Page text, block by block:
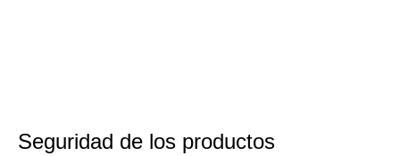
Seguridad de los productos